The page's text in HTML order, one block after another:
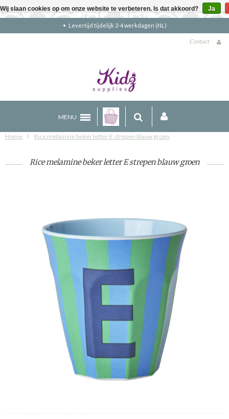
Gratis verzending boven €90 (NL)
Contact
MENU
Home Rice melamine beker letter E strepen blauw groen
Rice melamine beker letter E strepen blauw groen
Wij slaan cookies op om onze website te verbeteren. Is dat akkoord? Ja